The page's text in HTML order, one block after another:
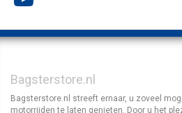
Bagsterstore.nl
Bagsterstore.nl streeft ernaar, u zoveel
motorrijden te laten genieten. Door u het